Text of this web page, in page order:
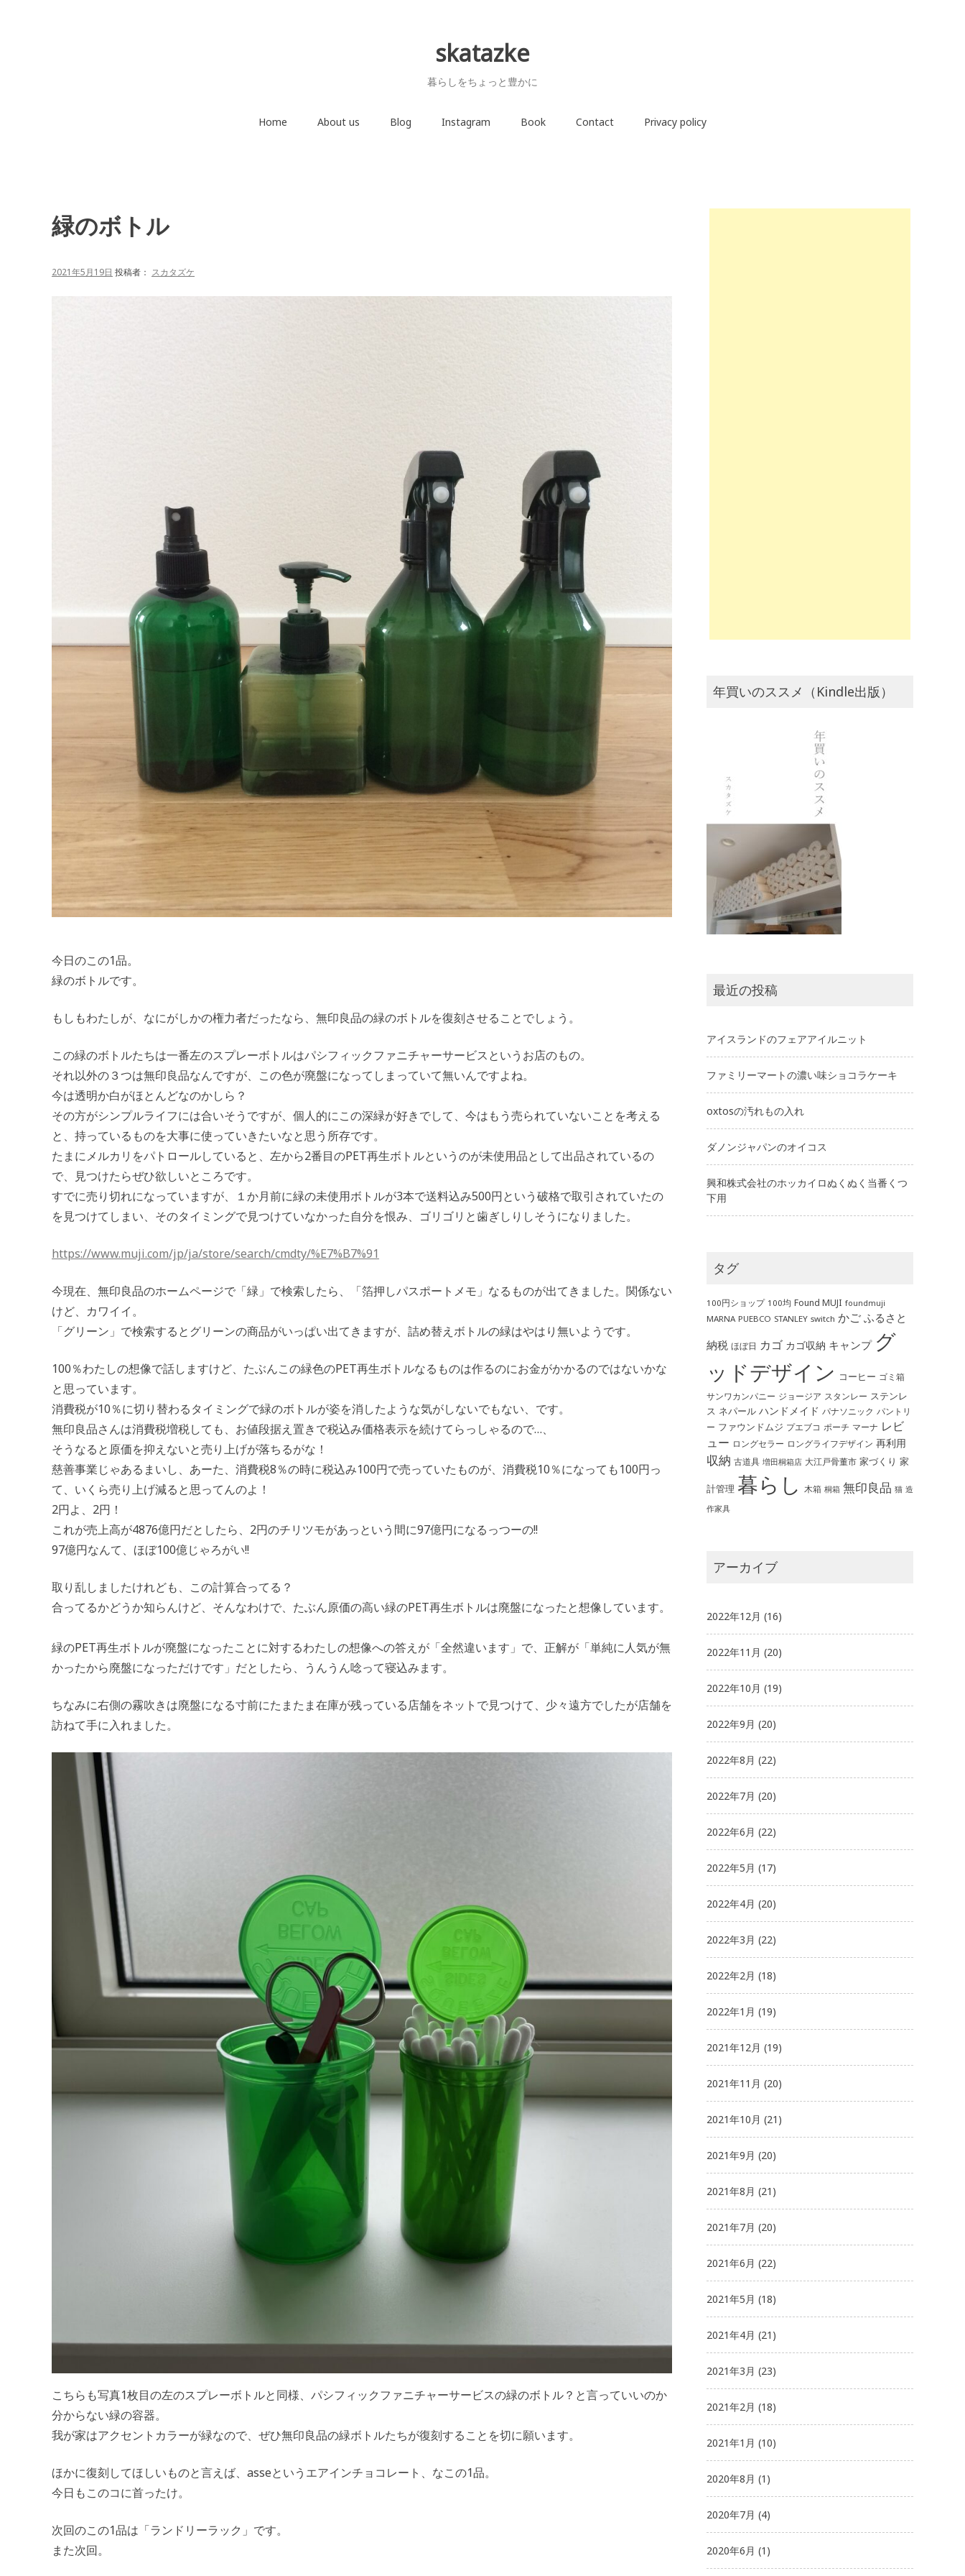
skatazke
暮らしをちょっと豊かに
Home About us Blog Instagram Book Contact Privacy policy
緑のボトル
2021年5月19日 投稿者： スカタズケ
今日のこの1品。
緑のボトルです。
もしもわたしが、なにがしかの権力者だったなら、無印良品の緑のボトルを復刻させることでしょう。
この緑のボトルたちは一番左のスプレーボトルはパシフィックファニチャーサービスというお店のもの。
それ以外の３つは無印良品なんですが、この色が廃盤になってしまっていて無いんですよね。
今は透明か白がほとんどなのかしら？
その方がシンプルライフには合いそうですが、個人的にこの深緑が好きでして、今はもう売られていないことを考える
と、持っているものを大事に使っていきたいなと思う所存です。
たまにメルカリをパトロールしていると、左から2番目のPET再生ボトルというのが未使用品として出品されているの
で、見つけたらぜひ欲しいところです。
すでに売り切れになっていますが、１か月前に緑の未使用ボトルが3本で送料込み500円という破格で取引されていたの
を見つけてしまい、そのタイミングで見つけていなかった自分を恨み、ゴリゴリと歯ぎしりしそうになりました。
https://www.muji.com/jp/ja/store/search/cmdty/%E7%B7%91
今現在、無印良品のホームページで「緑」で検索したら、「箔押しパスポートメモ」なるものが出てきました。関係ない
けど、カワイイ。
「グリーン」で検索するとグリーンの商品がいっぱい出てきますが、詰め替えボトルの緑はやはり無いようです。
100％わたしの想像で話しますけど、たぶんこの緑色のPET再生ボトルなるものは作るのにお金がかかるのではないかな
と思っています。
消費税が10％に切り替わるタイミングで緑のボトルが姿を消したような気がしないでもない、です。
無印良品さんは消費税増税しても、お値段据え置きで税込み価格表示を続けてらっしゃるので…、
そうなると原価を抑えないと売り上げが落ちるがな！
慈善事業じゃあるまいし、あーた、消費税8％の時に税込み100円で売っていたものが、消費税10％になっても100円っ
て、いくら売り上げ減ると思ってんのよ！
2円よ、2円！
これが売上高が4876億円だとしたら、2円のチリツモがあっという間に97億円になるっつーの!!
97億円なんて、ほぼ100億じゃろがい!!
取り乱しましたけれども、この計算合ってる？
合ってるかどうか知らんけど、そんなわけで、たぶん原価の高い緑のPET再生ボトルは廃盤になったと想像しています。
緑のPET再生ボトルが廃盤になったことに対するわたしの想像への答えが「全然違います」で、正解が「単純に人気が無
かったから廃盤になっただけです」だとしたら、うんうん唸って寝込みます。
ちなみに右側の霧吹きは廃盤になる寸前にたまたま在庫が残っている店舗をネットで見つけて、少々遠方でしたが店舗を
訪ねて手に入れました。
こちらも写真1枚目の左のスプレーボトルと同様、パシフィックファニチャーサービスの緑のボトル？と言っていいのか
分からない緑の容器。
我が家はアクセントカラーが緑なので、ぜひ無印良品の緑ボトルたちが復刻することを切に願います。
ほかに復刻してほしいものと言えば、asseというエアインチョコレート、なこの1品。
今日もこのコに首ったけ。
次回のこの1品は「ランドリーラック」です。
また次回。
年買いのススメ（Kindle出版）
最近の投稿
アイスランドのフェアアイルニット
ファミリーマートの濃い味ショコラケーキ
oxtosの汚れもの入れ
ダノンジャパンのオイコス
興和株式会社のホッカイロぬくぬく当番くつ
下用
タグ
100円ショップ 100均 Found MUJI foundmuji
MARNA PUEBCO STANLEY switch かご ふるさと
納税 ほぼ日 カゴ カゴ収納 キャンプ グ
ッドデザイン コーヒー ゴミ箱
サンワカンパニー ジョージア スタンレー ステンレ
ス ネパール ハンドメイド パナソニック パントリ
ー ファウンドムジ プエブコ ポーチ マーナ レビ
ュー ロングセラー ロングライフデザイン 再利用
収納 古道具 増田桐箱店 大江戸骨董市 家づくり 家
計管理 暮らし 木箱 桐箱 無印良品 猫 造
作家具
アーカイブ
2022年12月 (16)
2022年11月 (20)
2022年10月 (19)
2022年9月 (20)
2022年8月 (22)
2022年7月 (20)
2022年6月 (22)
2022年5月 (17)
2022年4月 (20)
2022年3月 (22)
2022年2月 (18)
2022年1月 (19)
2021年12月 (19)
2021年11月 (20)
2021年10月 (21)
2021年9月 (20)
2021年8月 (21)
2021年7月 (20)
2021年6月 (22)
2021年5月 (18)
2021年4月 (21)
2021年3月 (23)
2021年2月 (18)
2021年1月 (10)
2020年8月 (1)
2020年7月 (4)
2020年6月 (1)